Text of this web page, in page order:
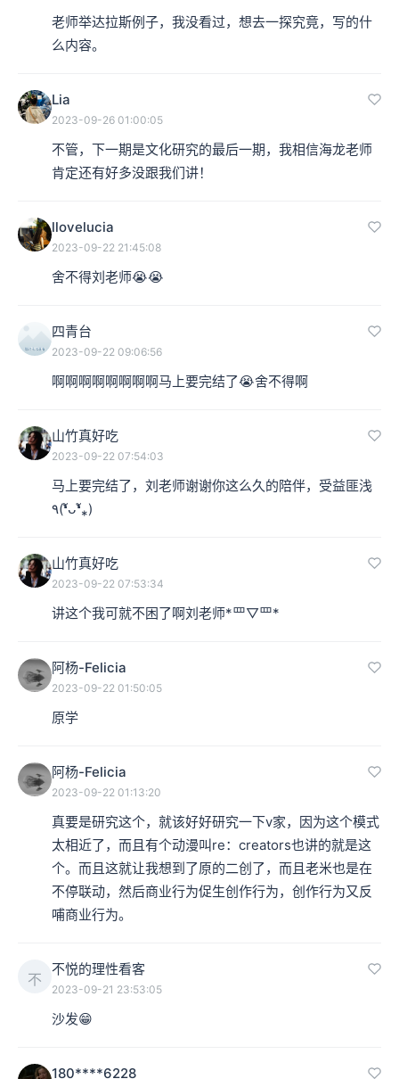
老师举达拉斯例子，我没看过，想去一探究竟，写的什
么内容。
Lia
2023-09-26 01:00:05
不管，下一期是文化研究的最后一期，我相信海龙老师
肯定还有好多没跟我们讲！
llovelucia
2023-09-22 21:45:08
舍不得刘老师😭😭
四青台
2023-09-22 09:06:56
啊啊啊啊啊啊啊啊马上要完结了😭舍不得啊
山竹真好吃
2023-09-22 07:54:03
马上要完结了，刘老师谢谢你这么久的陪伴，受益匪浅
٩(❛ัᴗ❛ั⁎)
山竹真好吃
2023-09-22 07:53:34
讲这个我可就不困了啊刘老师*罒▽罒*
阿杨-Felicia
2023-09-22 01:50:05
原学
阿杨-Felicia
2023-09-22 01:13:20
真要是研究这个，就该好好研究一下v家，因为这个模式
太相近了，而且有个动漫叫re：creators也讲的就是这
个。而且这就让我想到了原的二创了，而且老米也是在
不停联动，然后商业行为促生创作行为，创作行为又反
哺商业行为。
不
不悦的理性看客
2023-09-21 23:53:05
沙发😁
180****6228